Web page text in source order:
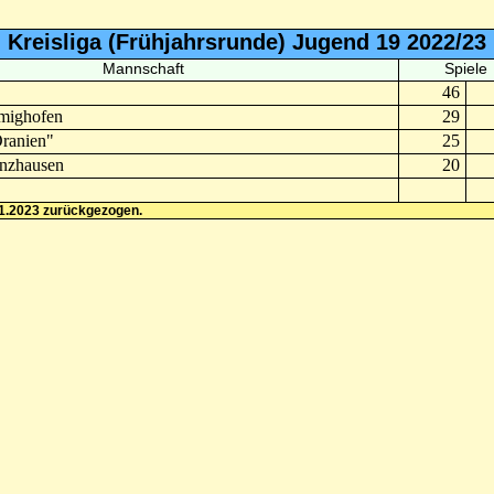
Kreisliga (Frühjahrsrunde) Jugend 19 2022/23
Mannschaft Spiele
46
29
25
20
zurückgezogen.